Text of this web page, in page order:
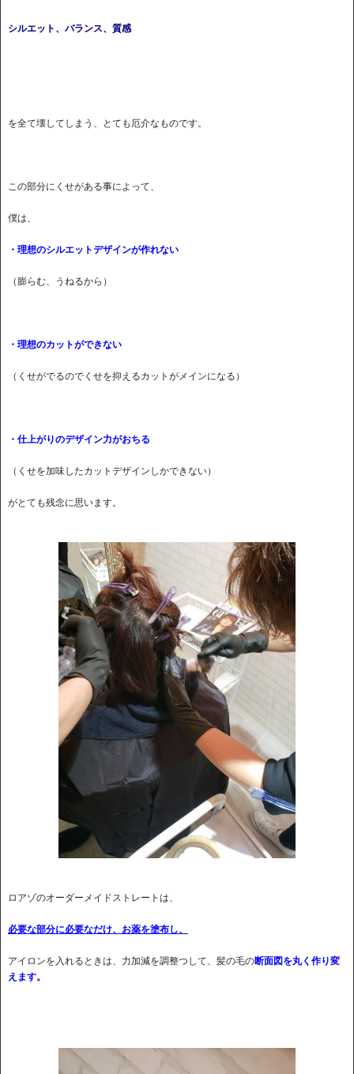
シルエット、バランス、質感
を全て壊してしまう、とても厄介なものです。
この部分にくせがある事によって、
僕は、
・理想のシルエットデザインが作れない
（膨らむ、うねるから）
・理想のカットができない
（くせがでるのでくせを抑えるカットがメインになる）
・仕上がりのデザイン力がおちる
（くせを加味したカットデザインしかできない）
がとても残念に思います。
ロアゾのオーダーメイドストレートは、
必要な部分に必要なだけ、お薬を塗布し、
アイロンを入れるときは、力加減を調整つして、髪の毛の断面図を丸く作り変
えます。